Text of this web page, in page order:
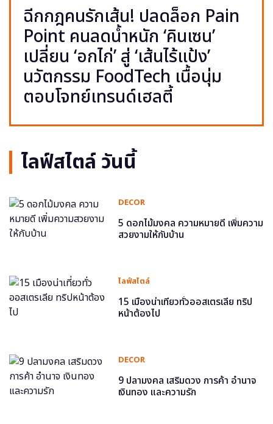
ฉีกกฎคนรักเส้น! ปลดล็อก Pain
Point คนลดน้ำหนัก ‘คินเซน’
เปลี่ยน ‘อกไก่’ สู่ ‘เส้นไร้แป้ง’
นวัตกรรม FoodTech เนื้อนุ่ม
ตอบโจทย์เทรนด์เฮลตี้
ไลฟ์สไตล์ วันนี้
DECOR
5 ดอกไม้มงคล ความหมายดี เพิ่มความ
สวยงามให้กับบ้าน
ไลฟ์สไตล์
15 เมืองน่าเที่ยวทั่วออสเตรเลีย ทริป
หน้าต้องไป
DECOR
9 ปลามงคล เสริมดวง การค้า อำนาจ
เงินทอง และความรัก